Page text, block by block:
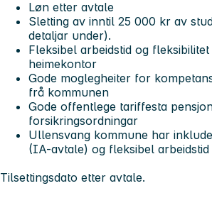
Løn etter avtale
Sletting av inntil 25 000 kr av
detaljar under).
Fleksibel arbeidstid og
heimekontor
Gode moglegheiter for
frå kommunen
Gode offentlege tariffesta
forsikringsordningar
Ullensvang kommune har
(IA-avtale) og fleksibel arbeidstid
Tilsettingsdato etter avtale.